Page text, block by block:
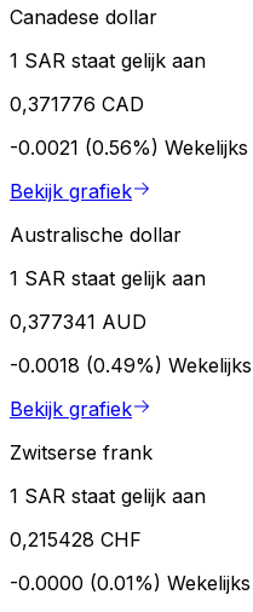
Canadese dollar
1 SAR staat gelijk aan
0,371776 CAD
-0.0021 (0.56%) Wekelijks
Bekijk grafiek
Australische dollar
1 SAR staat gelijk aan
0,377341 AUD
-0.0018 (0.49%) Wekelijks
Bekijk grafiek
Zwitserse frank
1 SAR staat gelijk aan
0,215428 CHF
-0.0000 (0.01%) Wekelijks